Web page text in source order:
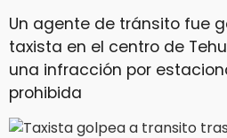
Un agente de tránsito fue
taxista en el centro de
una infracción por
prohibida